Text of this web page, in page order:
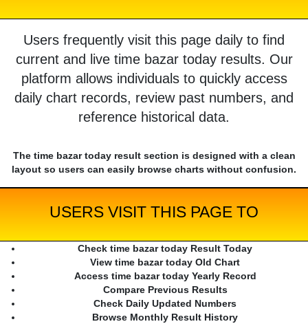
Users frequently visit this page daily to find
current and live time bazar today results. Our
platform allows individuals to quickly access
daily chart records, review past numbers, and
reference historical data.
The time bazar today result section is designed with a clean
layout so users can easily browse charts without confusion.
USERS VISIT THIS PAGE TO
Check time bazar today Result Today
View time bazar today Old Chart
Access time bazar today Yearly Record
Compare Previous Results
Check Daily Updated Numbers
Browse Monthly Result History